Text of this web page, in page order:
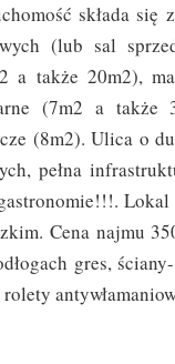
składa się
(lub sal
a także 20m2),
(7m2 a także
(8m2). Ulica o
pełna
Cena najmu
gres,